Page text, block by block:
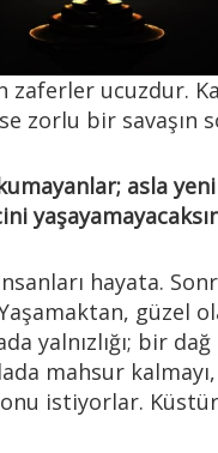
zaferler ucuzdur.
zorlu bir savaşın
asla
hayata.
güzel
yalnızlığı; bir dağ
mahsur
onu istiyorlar.